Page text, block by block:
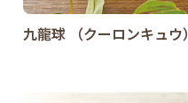
九龍球 （クーロンキュウ）